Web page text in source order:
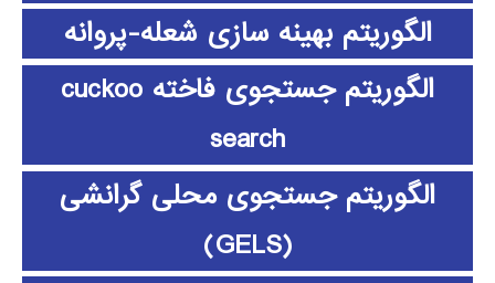
الگوریتم بهینه سازی شعله-پروانه
الگوریتم جستجوی فاخته cuckoo
search
الگوریتم جستجوی محلی گرانشی
(GELS)